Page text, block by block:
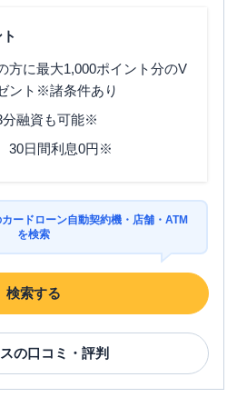
：
： 7：00～24：00
：7：00～24：00
県松戸市常盤平５－２２－４
：9：00～15：00
：-
：-
方に最大1,000ポイント分のV
ント※諸条件あり
分融資も可能※
30日間利息0円※
ードローン自動契約機・店舗・ATM
を検索
検索する
の口コミ・評判